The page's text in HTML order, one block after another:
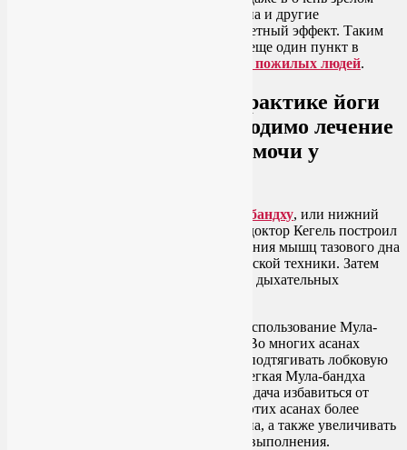
возрасте укрепление мышц тазового дна и другие
преимущества занятий йогой дают заметный эффект. Таким
образом, медицинская наука добавила еще один пункт в
занятий йогой пожилых людей.
Мои рекомендации по практике йоги
для случаев, когда необходимо лечение
стрессового недержания мочи у
Мула-бандху, или нижний
энергетический замок. Я уверена, что доктор Кегель построил
свою систему упражнений для укрепления мышц тазового дна
именно на основе этой древней йогической техники. Затем
начинайте использовать Мула-бандху в дыхательных
Некоторые пранаямы подразумевают использование Мула-
. Во многих асанах
необходимо разворачивать таз вперед, подтягивать лобковую
кость и копчик вперед и вверх. Здесь легкая Мула-бандха
образуется сама собой, но если стоит задача избавиться от
непроизвольных утечек мочи, стоит в этих асанах более
активно сокращать мышцы тазового дна, а также увеличивать
количество подобных асан и время их выполнения.